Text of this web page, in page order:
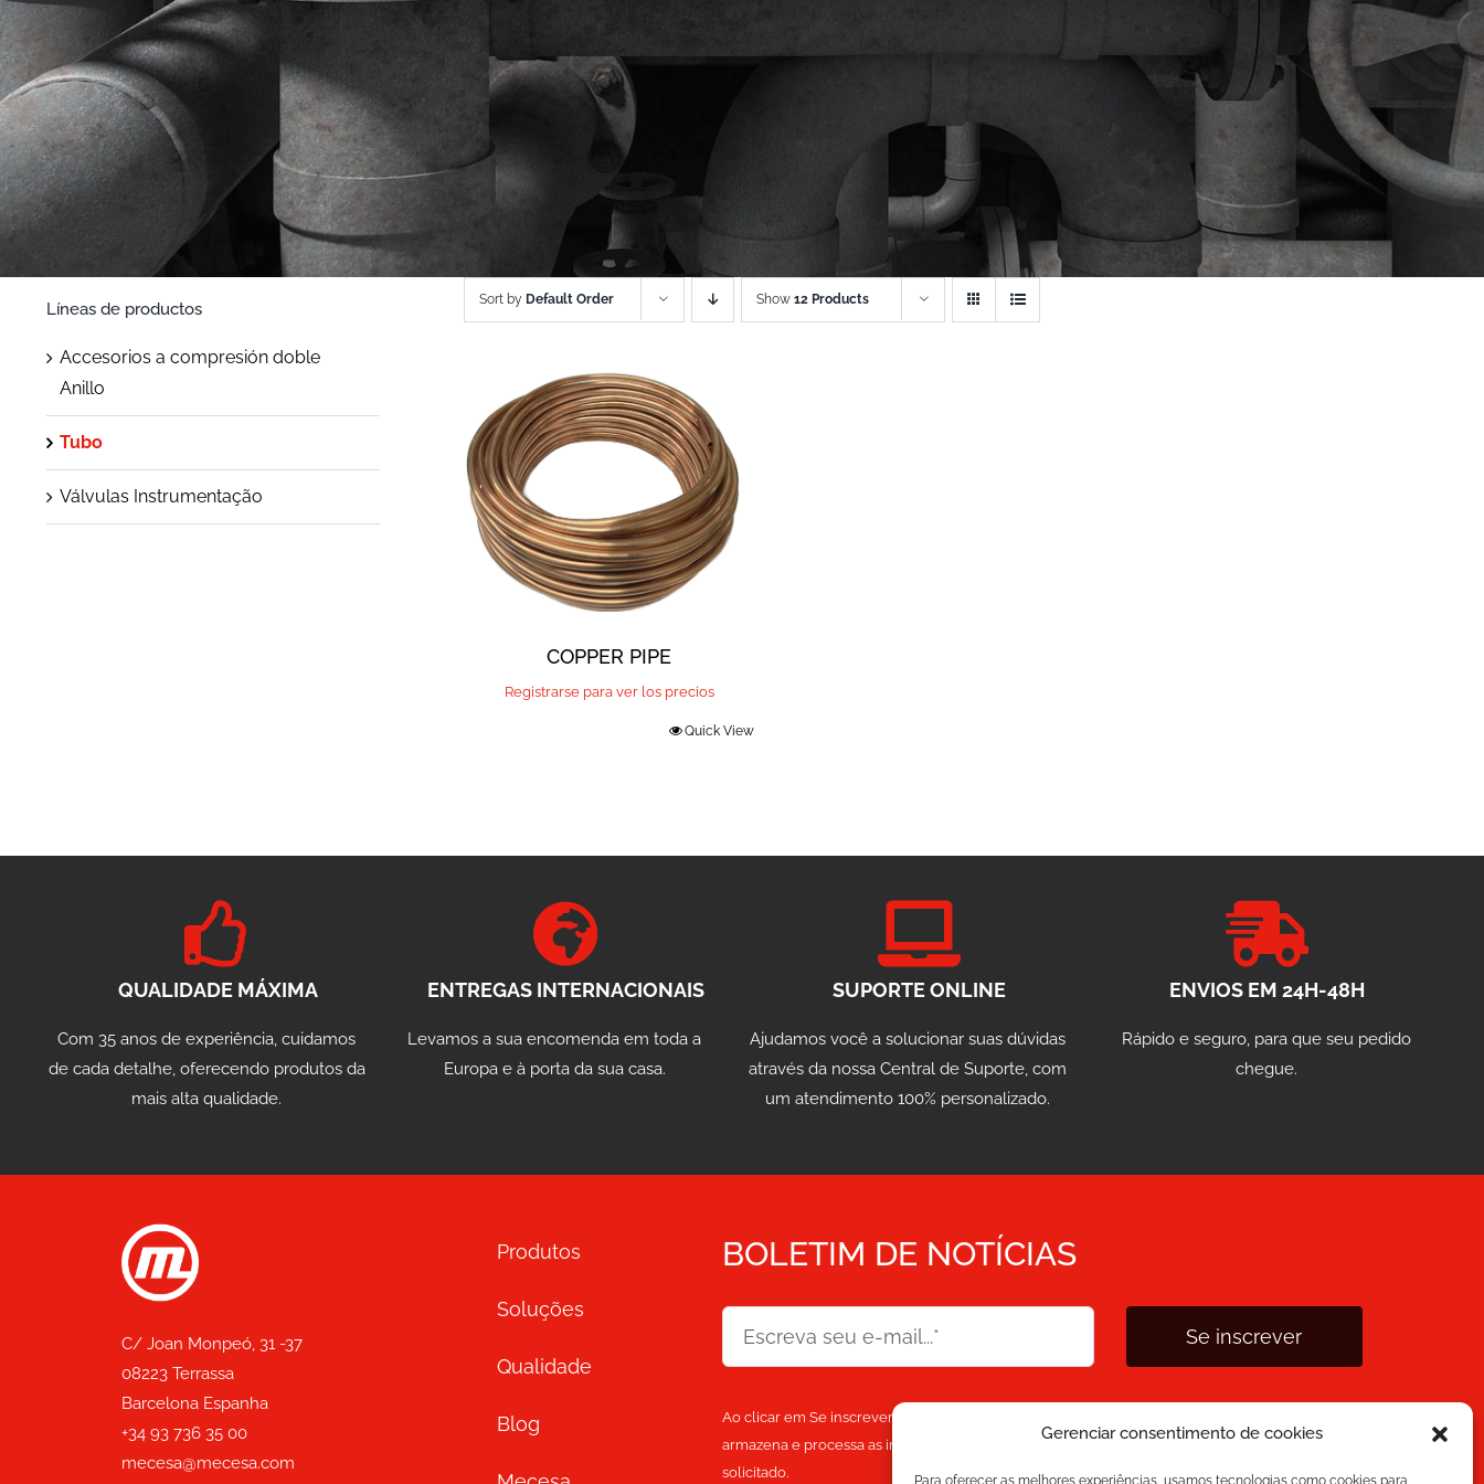
Gerenciar consentimento de cookies
Para oferecer as melhores experiências, usamos tecnologias como cookies para
Sort by Default Order Show 12 Products
COPPER PIPE
Registrarse para ver los precios
Quick View
Líneas de productos
Accesorios a compresión doble
Anillo
Tubo
Válvulas Instrumentação
QUALIDADE MÁXIMA ENTREGAS INTERNACIONAIS SUPORTE ONLINE ENVIOS EM 24H-48H
Com 35 anos de experiência, cuidamos
de cada detalhe, oferecendo produtos da
mais alta qualidade.
Levamos a sua encomenda em toda a
Europa e à porta da sua casa.
Ajudamos você a solucionar suas dúvidas
através da nossa Central de Suporte, com
um atendimento 100% personalizado.
Rápido e seguro, para que seu pedido
chegue.
C/ Joan Monpeó, 31 -37
08223 Terrassa
Barcelona Espanha
+34 93 736 35 00
mecesa@mecesa.com
Produtos
Soluções
Qualidade
Blog
BOLETIM DE NOTÍCIAS
Se inscrever
Ao clicar em Se inscrever, você concorda que leu a
armazena e processa as informações pessoais fornecidas acima para fornecer o conteúdo
solicitado.